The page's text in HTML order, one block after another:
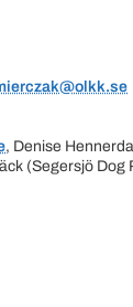
, Denise
(Segersjö